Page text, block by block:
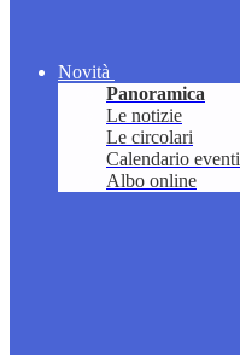
Novità
Panoramica
Le notizie
Le circolari
Calendario eventi
Albo online